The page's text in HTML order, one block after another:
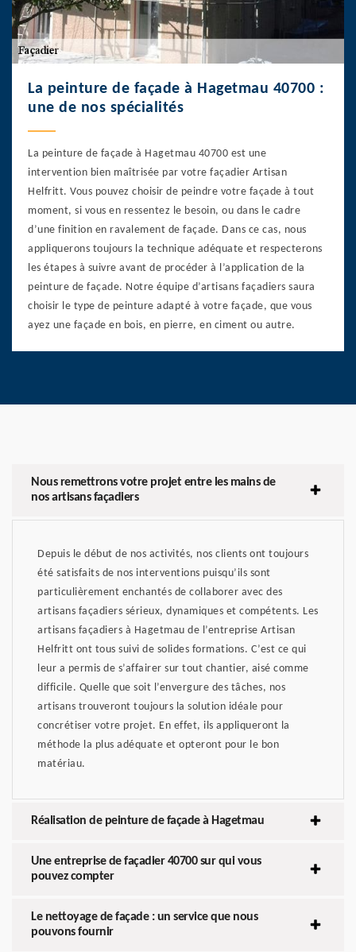
La peinture de façade à Hagetmau 40700 :
une de nos spécialités
La peinture de façade à Hagetmau 40700 est une
intervention bien maîtrisée par votre façadier Artisan
Helfritt. Vous pouvez choisir de peindre votre façade à tout
moment, si vous en ressentez le besoin, ou dans le cadre
d’une finition en ravalement de façade. Dans ce cas, nous
appliquerons toujours la technique adéquate et respecterons
les étapes à suivre avant de procéder à l’application de la
peinture de façade. Notre équipe d’artisans façadiers saura
choisir le type de peinture adapté à votre façade, que vous
ayez une façade en bois, en pierre, en ciment ou autre.
Nous remettrons votre projet entre les mains de
nos artisans façadiers
Depuis le début de nos activités, nos clients ont toujours
été satisfaits de nos interventions puisqu’ils sont
particulièrement enchantés de collaborer avec des
artisans façadiers sérieux, dynamiques et compétents. Les
artisans façadiers à Hagetmau de l’entreprise Artisan
Helfritt ont tous suivi de solides formations. C’est ce qui
leur a permis de s’affairer sur tout chantier, aisé comme
difficile. Quelle que soit l’envergure des tâches, nos
artisans trouveront toujours la solution idéale pour
concrétiser votre projet. En effet, ils appliqueront la
méthode la plus adéquate et opteront pour le bon
matériau.
Réalisation de peinture de façade à Hagetmau
Une entreprise de façadier 40700 sur qui vous
pouvez compter
Le nettoyage de façade : un service que nous
pouvons fournir